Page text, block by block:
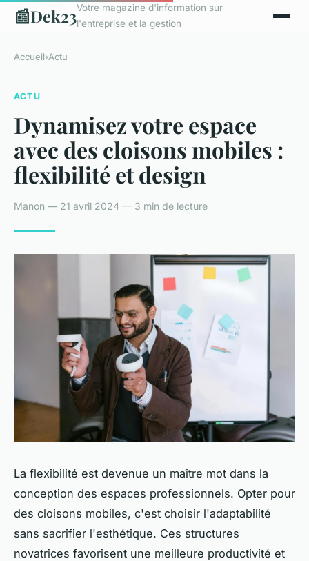
📰Dek23Votre magazine d'information sur
l'entreprise et la gestion
Accueil›Actu
ACTU
Dynamisez votre espace
avec des cloisons mobiles :
flexibilité et design
Manon — 21 avril 2024 — 3 min de lecture
La flexibilité est devenue un maître mot dans la
conception des espaces professionnels. Opter pour
des cloisons mobiles, c'est choisir l'adaptabilité
sans sacrifier l'esthétique. Ces structures
novatrices favorisent une meilleure productivité et